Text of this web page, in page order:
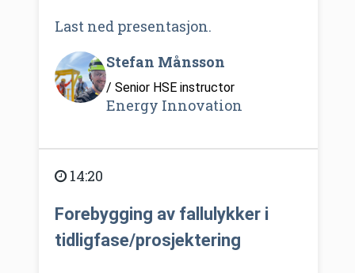
Last ned presentasjon.
Stefan Månsson
/ Senior HSE instructor
Energy Innovation
14:20
Forebygging av fallulykker i
tidligfase/prosjektering